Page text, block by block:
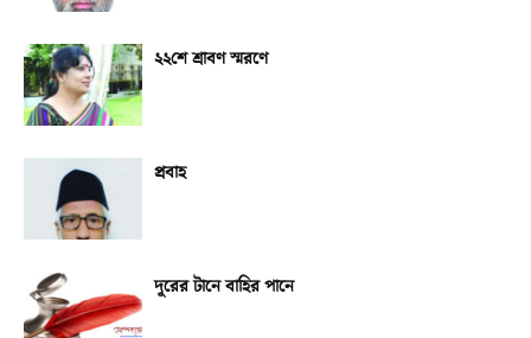
২২শে শ্রাবণ স্মরণে
প্রবাহ
দূরের টানে বাহির পানে